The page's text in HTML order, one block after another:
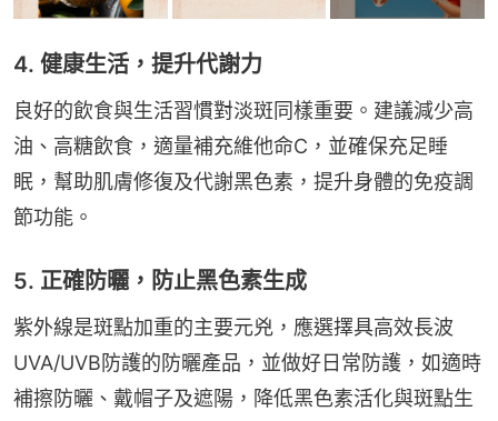
4. 健康生活，提升代謝力
良好的飲食與生活習慣對淡斑同樣重要。建議減少高
油、高糖飲食，適量補充維他命C，並確保充足睡
眠，幫助肌膚修復及代謝黑色素，提升身體的免疫調
節功能。
5. 正確防曬，防止黑色素生成
紫外線是斑點加重的主要元兇，應選擇具高效長波
UVA/UVB防護的防曬產品，並做好日常防護，如適時
補擦防曬、戴帽子及遮陽，降低黑色素活化與斑點生